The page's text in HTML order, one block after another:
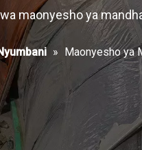
maonyesho ya
» Maonyesho ya